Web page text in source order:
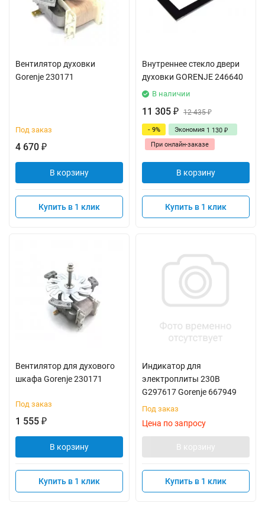
Вентилятор духовки
Gorenje 230171
Под заказ
4 670 ₽
В корзину
Купить в 1 клик
Внутреннее стекло двери
духовки GORENJE 246640
В наличии
11 305 ₽ 12 435₽
- 9% Экономия 1 130 ₽
При онлайн-заказе
В корзину
Купить в 1 клик
Вентилятор для духового
шкафа Gorenje 230171
Под заказ
1 555 ₽
В корзину
Купить в 1 клик
Индикатор для
электроплиты 230В
G297617 Gorenje 667949
Под заказ
Цена по запросу
В корзину
Купить в 1 клик